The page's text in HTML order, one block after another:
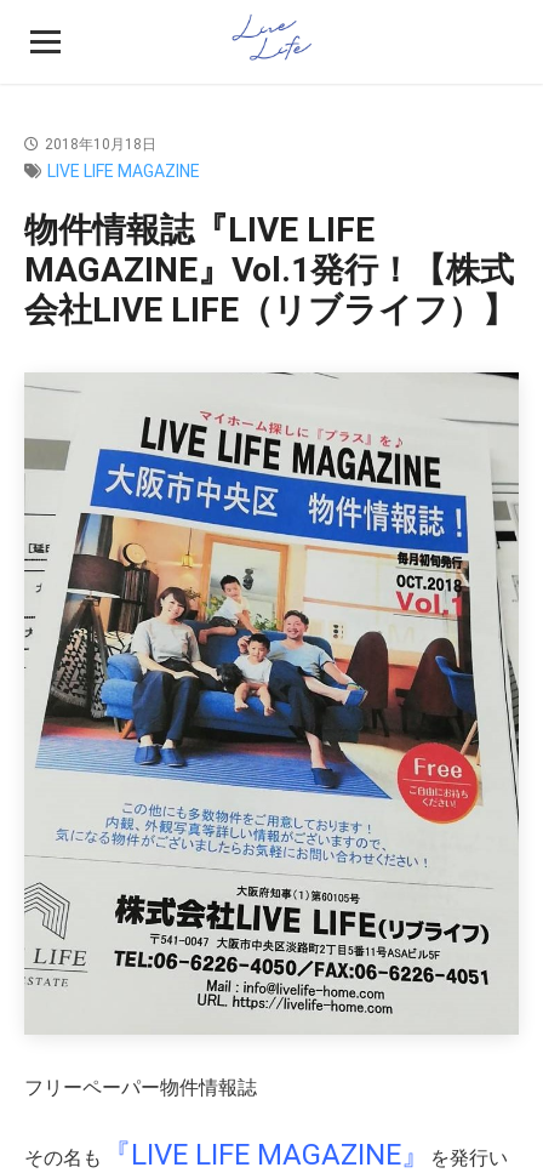
2018年10月18日
LIVE LIFE MAGAZINE
物件情報誌『LIVE LIFE
MAGAZINE』Vol.1発行！【株式
会社LIVE LIFE（リブライフ）】
フリーペーパー物件情報誌
その名も 『LIVE LIFE MAGAZINE』
を発行い